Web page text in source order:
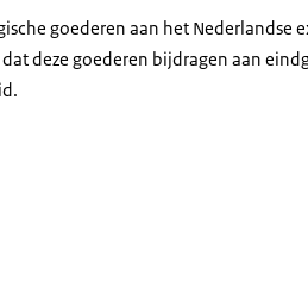
goederen aan het Nederlandse
deze goederen bijdragen aan